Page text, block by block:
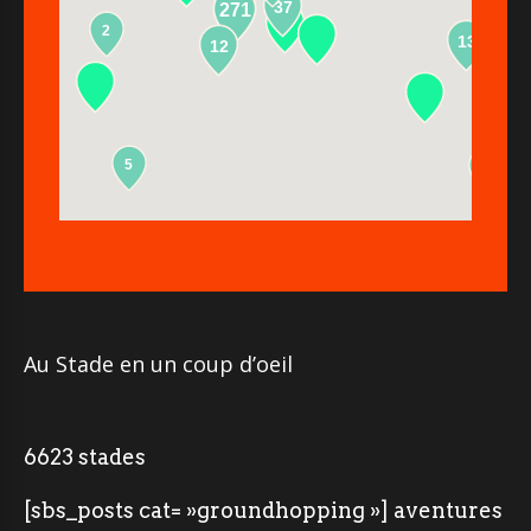
271
13
37
2
5
12
Au Stade en un coup d’oeil
6623 stades
[sbs_posts cat= »groundhopping »] aventures